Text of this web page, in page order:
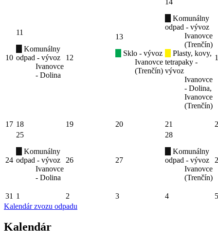
10
11
Komunálny
odpad - vývoz
Ivanovce
- Dolina
12
13
Sklo - vývoz
Ivanovce
(Trenčín)
14
Komunálny
odpad - vývoz
Ivanovce
(Trenčín)
Plasty, kovy,
tetrapaky -
vývoz
Ivanovce
- Dolina,
Ivanovce
(Trenčín)
17 18 19 20 21
24
25
Komunálny
odpad - vývoz
Ivanovce
- Dolina
26 27
28
Komunálny
odpad - vývoz
Ivanovce
(Trenčín)
31 1 2 3 4
5
Kalendár zvozu odpadu
Kalendár